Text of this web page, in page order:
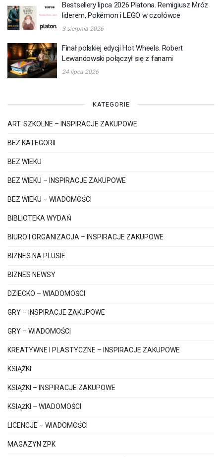
Bestsellery lipca 2026 Platona. Remigiusz Mróz
liderem, Pokémon i LEGO w czołówce
3 sierpnia 2026
Finał polskiej edycji Hot Wheels. Robert
Lewandowski połączył się z fanami
24 lipca 2026
KATEGORIE
ART. SZKOLNE – INSPIRACJE ZAKUPOWE
BEZ KATEGORII
BEZ WIEKU
BEZ WIEKU – INSPIRACJE ZAKUPOWE
BEZ WIEKU – WIADOMOŚCI
BIBLIOTEKA WYDAŃ
BIURO I ORGANIZACJA – INSPIRACJE ZAKUPOWE
BIZNES NA PLUSIE
BIZNES NEWSY
DZIECKO – WIADOMOŚCI
GRY – INSPIRACJE ZAKUPOWE
GRY – WIADOMOŚCI
KREATYWNE I PLASTYCZNE – INSPIRACJE ZAKUPOWE
KSIĄŻKI
KSIĄŻKI – INSPIRACJE ZAKUPOWE
KSIĄŻKI – WIADOMOŚCI
LICENCJE – WIADOMOŚCI
MAGAZYN ZPK